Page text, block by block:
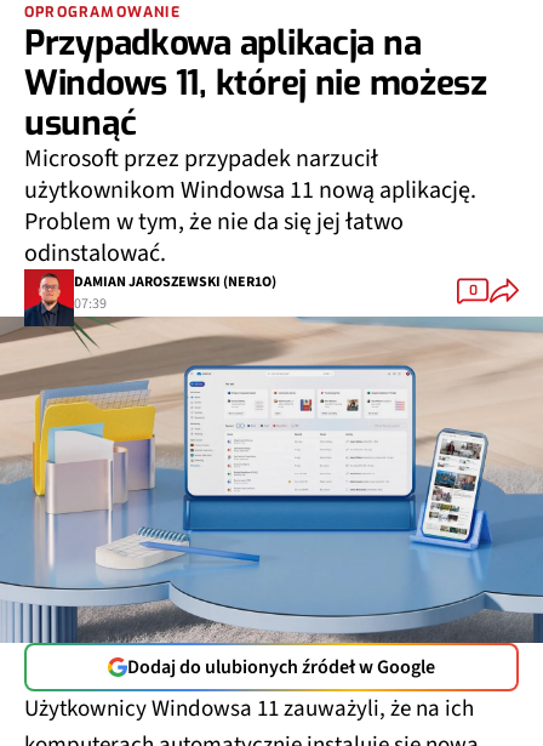
OPROGRAMOWANIE
Przypadkowa aplikacja na
Windows 11, której nie możesz
usunąć
Microsoft przez przypadek narzucił
użytkownikom Windowsa 11 nową aplikację.
Problem w tym, że nie da się jej łatwo
odinstalować.
DAMIAN JAROSZEWSKI (NER1O)
07:39
0
Dodaj do ulubionych źródeł w Google
Użytkownicy Windowsa 11 zauważyli, że na ich